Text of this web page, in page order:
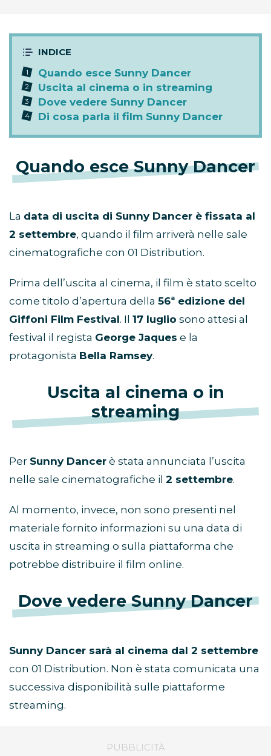
Quando esce Sunny Dancer
Uscita al cinema o in streaming
Dove vedere Sunny Dancer
Di cosa parla il film Sunny Dancer
Quando esce Sunny Dancer
La data di uscita di Sunny Dancer è fissata al
2 settembre, quando il film arriverà nelle sale
cinematografiche con 01 Distribution.
Prima dell’uscita al cinema, il film è stato scelto
come titolo d’apertura della 56ª edizione del
Giffoni Film Festival. Il 17 luglio sono attesi al
festival il regista George Jaques e la
protagonista Bella Ramsey.
Uscita al cinema o in
streaming
Per Sunny Dancer è stata annunciata l’uscita
nelle sale cinematografiche il 2 settembre.
Al momento, invece, non sono presenti nel
materiale fornito informazioni su una data di
uscita in streaming o sulla piattaforma che
potrebbe distribuire il film online.
Dove vedere Sunny Dancer
Sunny Dancer sarà al cinema dal 2 settembre
con 01 Distribution. Non è stata comunicata una
successiva disponibilità sulle piattaforme
streaming.